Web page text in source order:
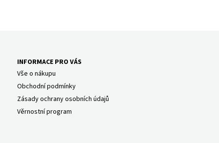
INFORMACE PRO VÁS
Vše o nákupu
Obchodní podmínky
Zásady ochrany osobních údajů
Věrnostní program